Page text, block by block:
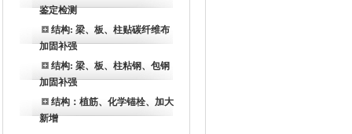
鉴定检测
结构: 梁、板、柱贴碳纤维布
加固补强
结构: 梁、板、柱粘钢、包钢
加固补强
结构：植筋、化学锚栓、加大
新增